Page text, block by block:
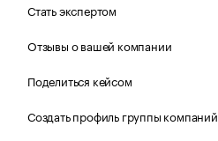
Стать экспертом
Отзывы о вашей компании
Поделиться кейсом
Создать профиль группы компаний